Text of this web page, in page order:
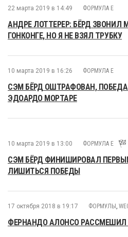
22 марта 2019 в 14:49 ФОРМУЛА E
АНДРЕ ЛОТТЕРЕР: БЁРД ЗВОНИЛ
ГОНКОНГЕ, НО Я НЕ ВЗЯЛ ТРУБКУ
10 марта 2019 в 16:26 ФОРМУЛА E
СЭМ БЁРД ОШТРАФОВАН,
ЭДОАРДО МОРТАРЕ
10 марта 2019 в 13:00 ФОРМУЛА E
СЭМ БЁРД ФИНИШИРОВАЛ
ЛИШИТЬСЯ ПОБЕДЫ
17 октября 2018 в 19:17 ФОРМУЛЫ ,
ФЕРНАНДО АЛОНСО РАССМЕШИЛ